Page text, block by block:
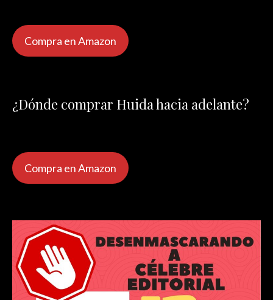
Compra en Amazon
¿Dónde comprar Huida hacia adelante?
Compra en Amazon